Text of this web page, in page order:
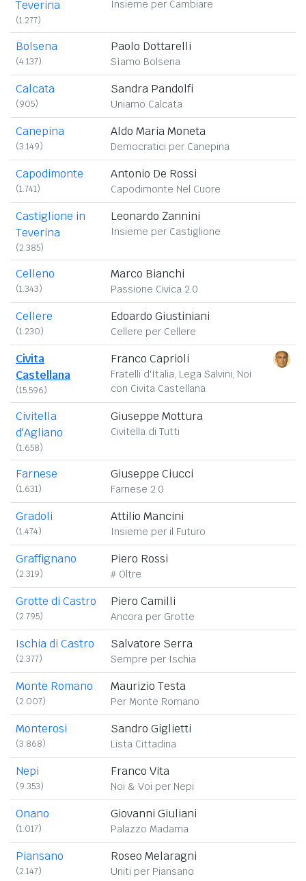
Teverina
(1.277)
Insieme per Cambiare
Bolsena
(4.137)
Paolo Dottarelli
Sìamo Bolsena
Calcata
(905)
Sandra Pandolfi
Uniamo Calcata
Canepina
(3.149)
Aldo Maria Moneta
Democratici per Canepina
Capodimonte
(1.741)
Antonio De Rossi
Capodimonte Nel Cuore
Castiglione in
Teverina
(2.385)
Leonardo Zannini
Insieme per Castiglione
Celleno
(1.343)
Marco Bianchi
Passione Civica 2.0
Cellere
(1.230)
Edoardo Giustiniani
Cellere per Cellere
Civita
Castellana
(15.596)
Franco Caprioli
Fratelli d'Italia, Lega Salvini, Noi
con Civita Castellana
Civitella
d'Agliano
(1.658)
Giuseppe Mottura
Civitella di Tutti
Farnese
(1.631)
Giuseppe Ciucci
Farnese 2.0
Gradoli
(1.474)
Attilio Mancini
Insieme per il Futuro
Graffignano
(2.319)
Piero Rossi
# Oltre
Grotte di Castro
(2.795)
Piero Camilli
Ancora per Grotte
Ischia di Castro
(2.377)
Salvatore Serra
Sempre per Ischia
Monte Romano
(2.007)
Maurizio Testa
Per Monte Romano
Monterosi
(3.868)
Sandro Giglietti
Lista Cittadina
Nepi
(9.353)
Franco Vita
Noi & Voi per Nepi
Onano
(1.017)
Giovanni Giuliani
Palazzo Madama
Piansano
(2.147)
Roseo Melaragni
Uniti per Piansano